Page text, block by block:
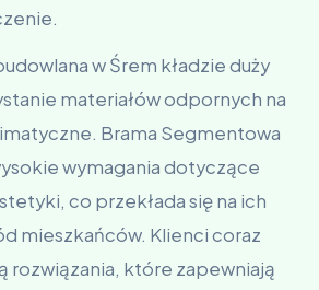
w Śrem kładzie duży
materiałów odpornych na
Brama Segmentowa
wymagania dotyczące
co przekłada się na ich
mieszkańców. Klienci coraz
rozwiązania, które zapewniają